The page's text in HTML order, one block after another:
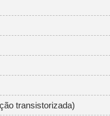
transistorizada)